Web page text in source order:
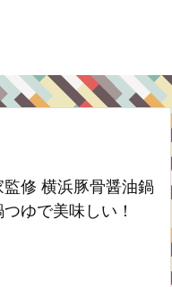
修 横浜豚骨醤油鍋
ゆで美味しい！